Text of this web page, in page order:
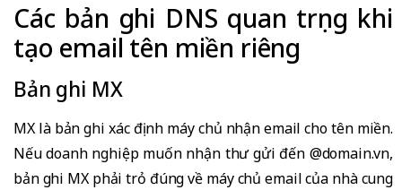
Các bản ghi DNS quan trọng khi
tạo email tên miền riêng
Bản ghi MX
MX là bản ghi xác định máy chủ nhận email cho tên miền.
Nếu doanh nghiệp muốn nhận thư gửi đến @domain.vn,
bản ghi MX phải trỏ đúng về máy chủ email của nhà cung